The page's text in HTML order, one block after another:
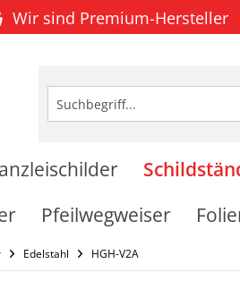
Wir sind Premium-Hersteller
Pfeilwegweiser
Edelstahl HGH-V2A